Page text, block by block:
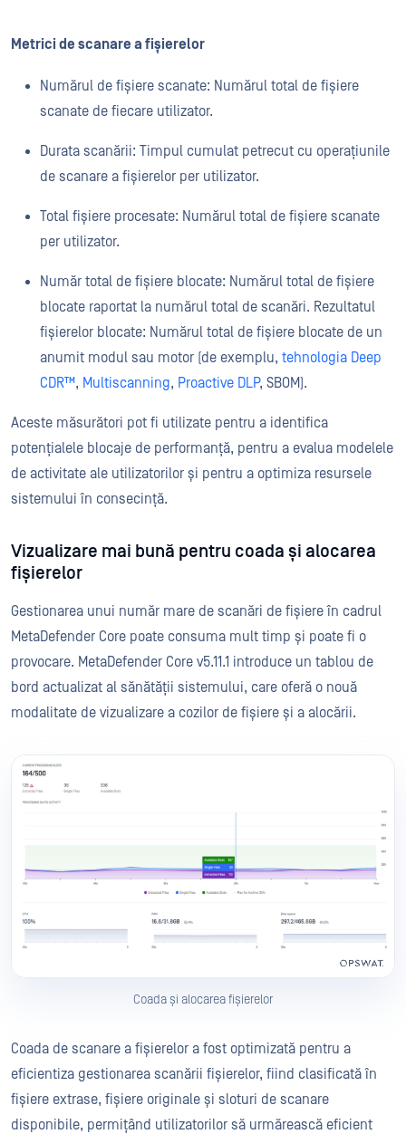
Metrici de scanare a fișierelor
Numărul de fișiere scanate: Numărul total de fișiere
scanate de fiecare utilizator.
Durata scanării: Timpul cumulat petrecut cu operațiunile
de scanare a fișierelor per utilizator.
Total fișiere procesate: Numărul total de fișiere scanate
per utilizator.
Număr total de fișiere blocate: Numărul total de fișiere
blocate raportat la numărul total de scanări. Rezultatul
fișierelor blocate: Numărul total de fișiere blocate de un
anumit modul sau motor (de exemplu, tehnologia Deep
CDR™, Multiscanning, Proactive DLP, SBOM).
Aceste măsurători pot fi utilizate pentru a identifica
potențialele blocaje de performanță, pentru a evalua modelele
de activitate ale utilizatorilor și pentru a optimiza resursele
sistemului în consecință.
Vizualizare mai bună pentru coada și alocarea
fișierelor
Gestionarea unui număr mare de scanări de fișiere în cadrul
MetaDefender Core poate consuma mult timp și poate fi o
provocare. MetaDefender Core v5.11.1 introduce un tablou de
bord actualizat al sănătății sistemului, care oferă o nouă
modalitate de vizualizare a cozilor de fișiere și a alocării.
Coada și alocarea fișierelor
Coada de scanare a fișierelor a fost optimizată pentru a
eficientiza gestionarea scanării fișierelor, fiind clasificată în
fișiere extrase, fișiere originale și sloturi de scanare
disponibile, permițând utilizatorilor să urmărească eficient